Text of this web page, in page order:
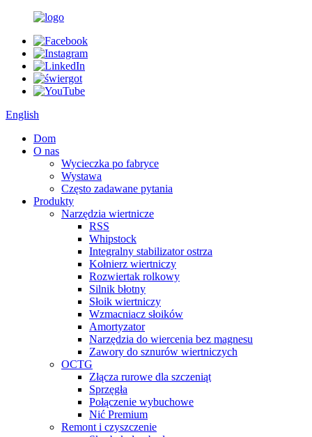
English
Dom
O nas
Wycieczka po fabryce
Wystawa
Często zadawane pytania
Produkty
Narzędzia wiertnicze
RSS
Whipstock
Integralny stabilizator ostrza
Kołnierz wiertniczy
Rozwiertak rolkowy
Silnik błotny
Słoik wiertniczy
Wzmacniacz słoików
Amortyzator
Narzędzia do wiercenia bez magnesu
Zawory do sznurów wiertniczych
OCTG
Złącza rurowe dla szczeniąt
Sprzęgła
Połączenie wybuchowe
Nić Premium
Remont i czyszczenie